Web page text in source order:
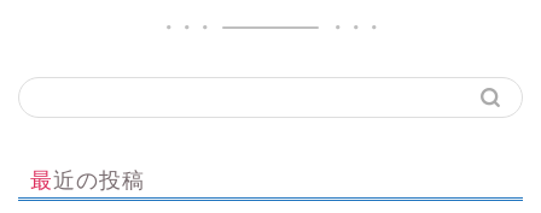
最近の投稿